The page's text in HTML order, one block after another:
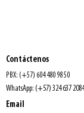
Contáctenos
PBX: (+57) 604 480 98 50
WhatsApp: (+57) 324 637 2084
Email